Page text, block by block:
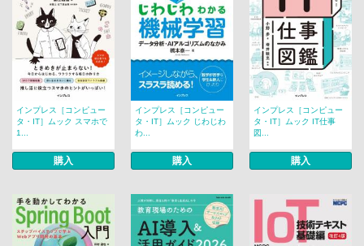
インプレス［コンピュー
タ・IT］ムック スマホで
1...
購入
インプレス［コンピュー
タ・IT］ムック じわじわ
わ...
購入
インプレス［コンピュー
タ・IT］ムック IT仕事
図...
購入